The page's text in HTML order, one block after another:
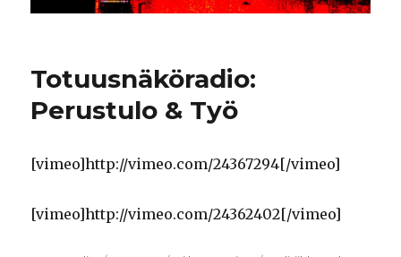
Totuusnäköradio:
Perustulo & Työ
[vimeo]http://vimeo.com/24367294[/vimeo]
[vimeo]http://vimeo.com/24362402[/vimeo]